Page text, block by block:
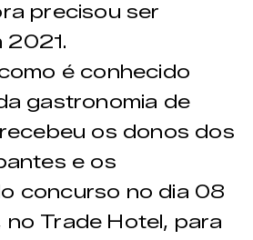
precisou ser
2021.
é conhecido
gastronomia de
os donos dos
e os
concurso no dia 08
no Trade Hotel, para